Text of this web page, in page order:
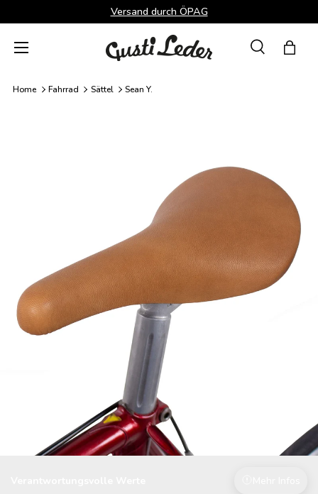
Direkt zum Inhalt
Versand durch ÖPAG
Suche
Menü
Home Fahrrad Sättel Sean Y.